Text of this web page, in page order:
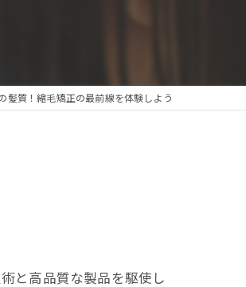
髪質！縮毛矯正の最前線を体験しよう
と高品質な製品を駆使し